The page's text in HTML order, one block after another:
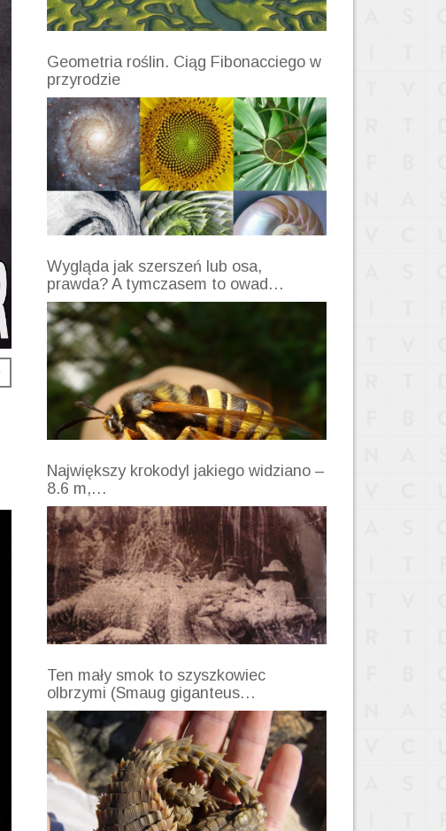
Geometria roślin. Ciąg Fibonacciego w
przyrodzie
Wygląda jak szerszeń lub osa,
prawda? A tymczasem to owad…
Największy krokodyl jakiego widziano –
8.6 m,…
Ten mały smok to szyszkowiec
olbrzymi (Smaug giganteus…